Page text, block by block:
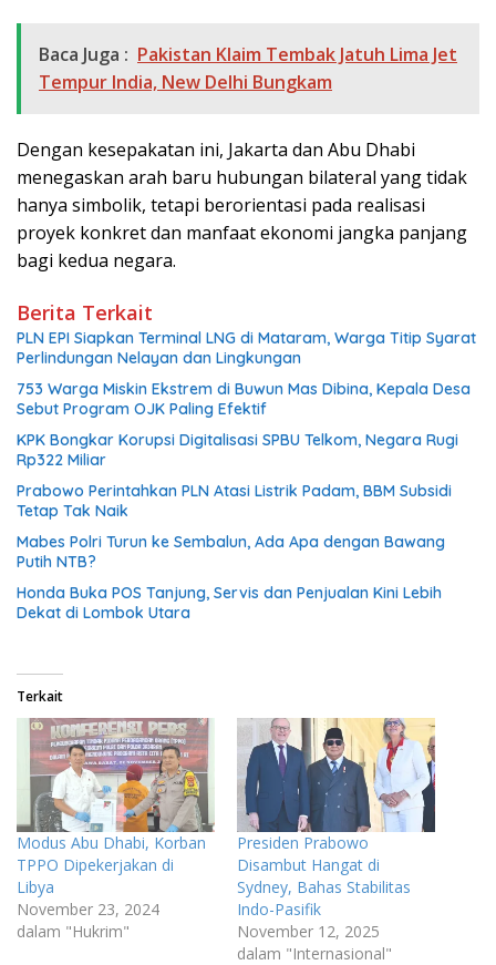
Baca Juga : Pakistan Klaim Tembak Jatuh Lima Jet
Tempur India, New Delhi Bungkam
Dengan kesepakatan ini, Jakarta dan Abu Dhabi
menegaskan arah baru hubungan bilateral yang tidak
hanya simbolik, tetapi berorientasi pada realisasi
proyek konkret dan manfaat ekonomi jangka panjang
bagi kedua negara.
Berita Terkait
PLN EPI Siapkan Terminal LNG di Mataram, Warga Titip Syarat
Perlindungan Nelayan dan Lingkungan
753 Warga Miskin Ekstrem di Buwun Mas Dibina, Kepala Desa
Sebut Program OJK Paling Efektif
KPK Bongkar Korupsi Digitalisasi SPBU Telkom, Negara Rugi
Rp322 Miliar
Prabowo Perintahkan PLN Atasi Listrik Padam, BBM Subsidi
Tetap Tak Naik
Mabes Polri Turun ke Sembalun, Ada Apa dengan Bawang
Putih NTB?
Honda Buka POS Tanjung, Servis dan Penjualan Kini Lebih
Dekat di Lombok Utara
Terkait
Modus Abu Dhabi, Korban
TPPO Dipekerjakan di
Libya
November 23, 2024
dalam "Hukrim"
Presiden Prabowo
Disambut Hangat di
Sydney, Bahas Stabilitas
Indo-Pasifik
November 12, 2025
dalam "Internasional"